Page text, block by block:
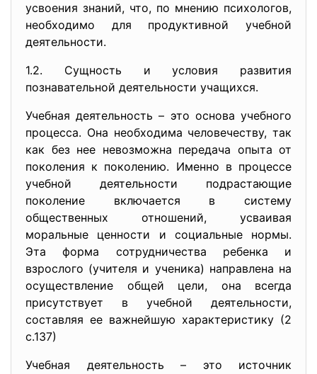
усвоения знаний, что, по мнению психологов,
необходимо для продуктивной учебной
деятельности.
1.2. Сущность и условия развития
познавательной деятельности учащихся.
Учебная деятельность – это основа учебного
процесса. Она необходима человечеству, так
как без нее невозможна передача опыта от
поколения к поколению. Именно в процессе
учебной деятельности подрастающие
поколение включается в систему
общественных отношений, усваивая
моральные ценности и социальные нормы.
Эта форма сотрудничества ребенка и
взрослого (учителя и ученика) направлена на
осуществление общей цели, она всегда
присутствует в учебной деятельности,
составляя ее важнейшую характеристику (2
с.137)
Учебная деятельность – это источник